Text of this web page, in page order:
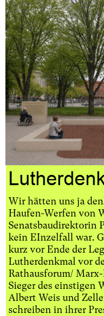
Wir hätten uns ja
Haufen-Werfen von
Senatsbaudirektorin
kein EInzelfall war.
kurz vor Ende der
Lutherdenkmal vor
Rathausforum/ Marx-Engels-Forum geschieht, wie die
Sieger des einstigen
Albert Weis und